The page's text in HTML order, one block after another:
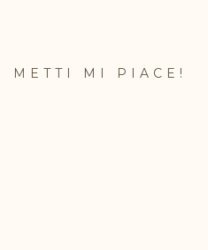
METTI MI PIACE!